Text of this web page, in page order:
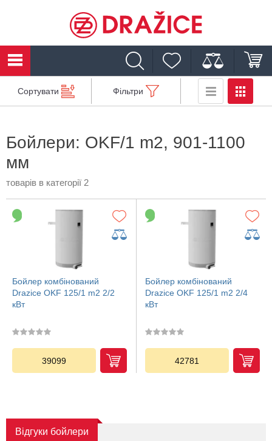
Сортувати Фільтри
Бойлери: OKF/1 m2, 901-1100
мм
товарів в категорії 2
Бойлер комбінований
Drazice OKF 125/1 m2 2/2
кВт
39099
Бойлер комбінований
Drazice OKF 125/1 m2 2/4
кВт
42781
Відгуки бойлери